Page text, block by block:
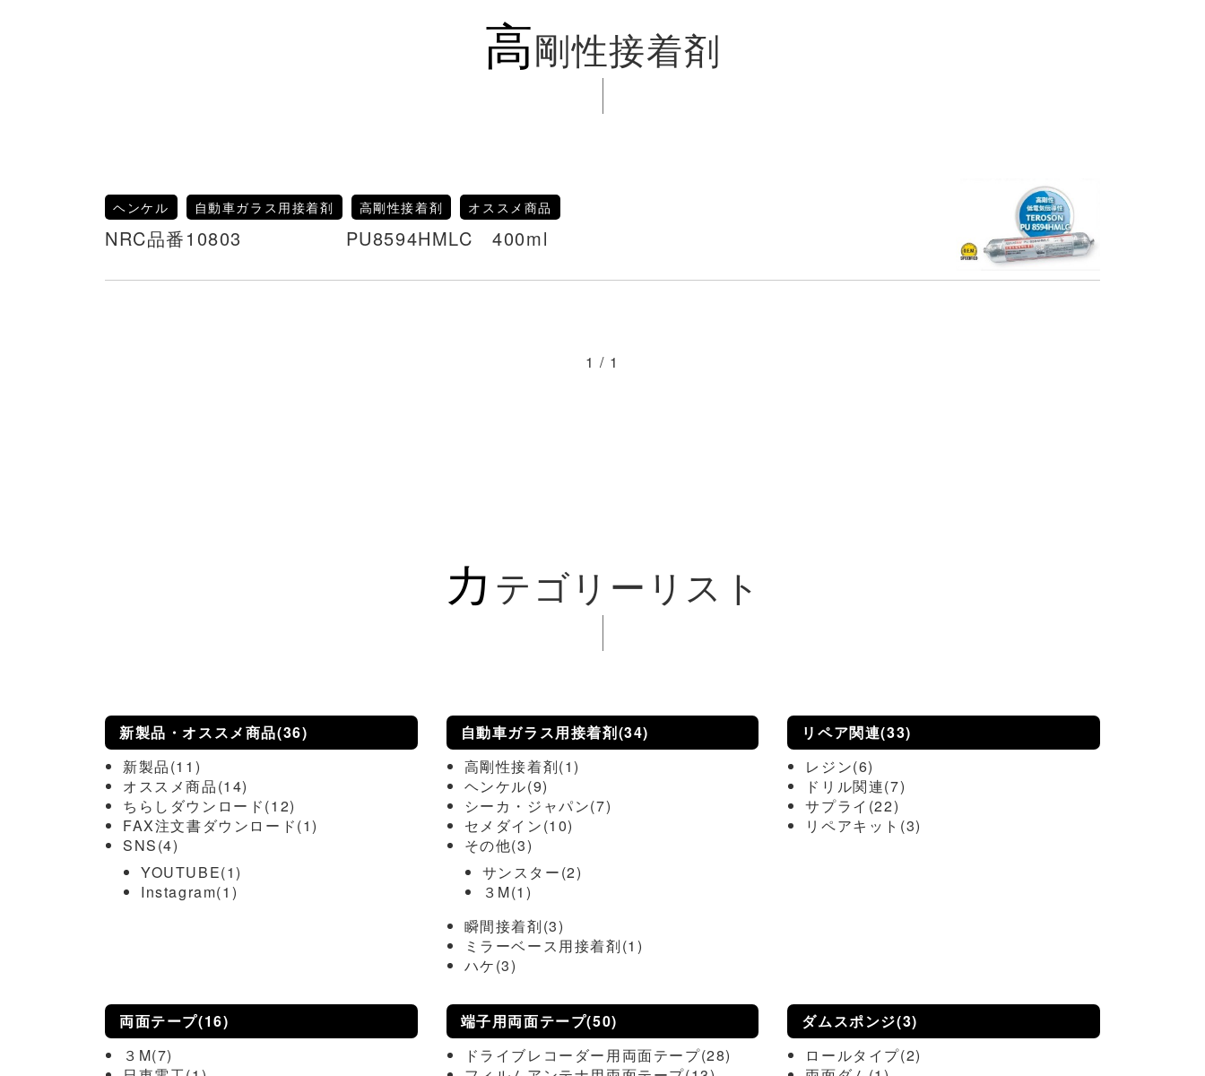
高剛性接着剤
ヘンケル 自動車ガラス用接着剤 高剛性接着剤 オススメ商品
NRC品番10803 PU8594HMLC 400ml
1 / 1
カ テゴリーリスト
新製品・オススメ商品(36)
新製品(11)
オススメ商品(14)
ちらしダウンロード(12)
FAX注文書ダウンロード(1)
SNS(4)
YOUTUBE(1)
Instagram(1)
自動車ガラス用接着剤(34)
高剛性接着剤(1)
ヘンケル(9)
シーカ・ジャパン(7)
セメダイン(10)
その他(3)
サンスター(2)
３M(1)
瞬間接着剤(3)
ミラーベース用接着剤(1)
ハケ(3)
リペア関連(33)
レジン(6)
ドリル関連(7)
サプライ(22)
リペアキット(3)
両面テープ(16)
３M(7)
端子用両面テープ(50)
ドライブレコーダー用両面テープ(28)
ダムスポンジ(3)
ロールタイプ(2)